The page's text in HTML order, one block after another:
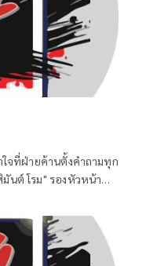
ใจที่ฝ่ายค้านตั้งคำถามทุก
นต์ โรม" รองหัวหน้า
ยชน